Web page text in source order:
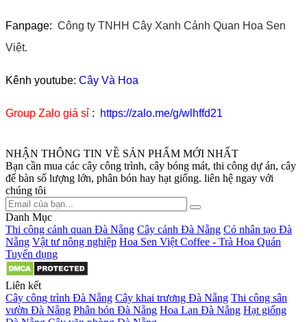
Fanpage: Công ty TNHH Cây Xanh Cảnh Quan Hoa Sen
Việt.
Kênh youtube: Cây Và Hoa
Group Zalo giá sỉ : https://zalo.me/g/wlhffd21
NHẬN THÔNG TIN VỀ SẢN PHẨM MỚI NHẤT
Bạn cần mua các cây công trình, cây bóng mát, thi công dự án, cây
để bàn số lượng lớn, phân bón hay hạt giống. liên hệ ngay với
chúng tôi
Danh Mục
Thi công cảnh quan Đà Nẵng Cây cảnh Đà Nẵng Cỏ nhân tạo Đà
Nẵng Vật tư nông nghiệp Hoa Sen Việt Coffee - Trà Hoa Quán
Tuyển dụng
Liên kết
Cây công trình Đà Nẵng Cây khai trương Đà Nẵng Thi công sân
vườn Đà Nẵng Phân bón Đà Nẵng Hoa Lan Đà Nẵng Hạt giống